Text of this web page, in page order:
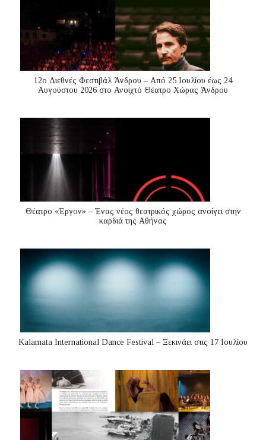
12ο Διεθνές Φεστιβάλ Άνδρου – Από 25 Ιουλίου έως 24
Αυγούστου 2026 στο Ανοιχτό Θέατρο Χώρας Άνδρου
Θέατρο «Έργον» – Ένας νέος θεατρικός χώρος ανοίγει στην
καρδιά της Αθήνας
Kalamata International Dance Festival – Ξεκινάει στις 17 Ιουλίου